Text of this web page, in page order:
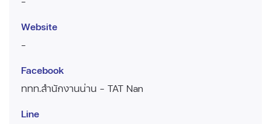
Website
-
Facebook
ททท.สำนักงานน่าน - TAT Nan
Line